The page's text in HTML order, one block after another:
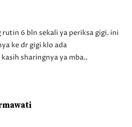
6 bln sekali ya periksa gigi. ini
ke dr gigi klo ada
sharingnya ya mba..